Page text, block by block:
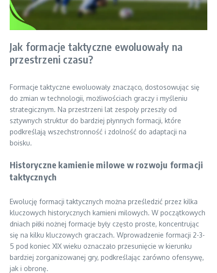
Jak formacje taktyczne ewoluowały na
przestrzeni czasu?
Formacje taktyczne ewoluowały znacząco, dostosowując się
do zmian w technologii, możliwościach graczy i myśleniu
strategicznym. Na przestrzeni lat zespoły przeszły od
sztywnych struktur do bardziej płynnych formacji, które
podkreślają wszechstronność i zdolność do adaptacji na
boisku.
Historyczne kamienie milowe w rozwoju formacji
taktycznych
Ewolucję formacji taktycznych można prześledzić przez kilka
kluczowych historycznych kamieni milowych. W początkowych
dniach piłki nożnej formacje były często proste, koncentrując
się na kilku kluczowych graczach. Wprowadzenie formacji 2-3-
5 pod koniec XIX wieku oznaczało przesunięcie w kierunku
bardziej zorganizowanej gry, podkreślając zarówno ofensywę,
jak i obronę.